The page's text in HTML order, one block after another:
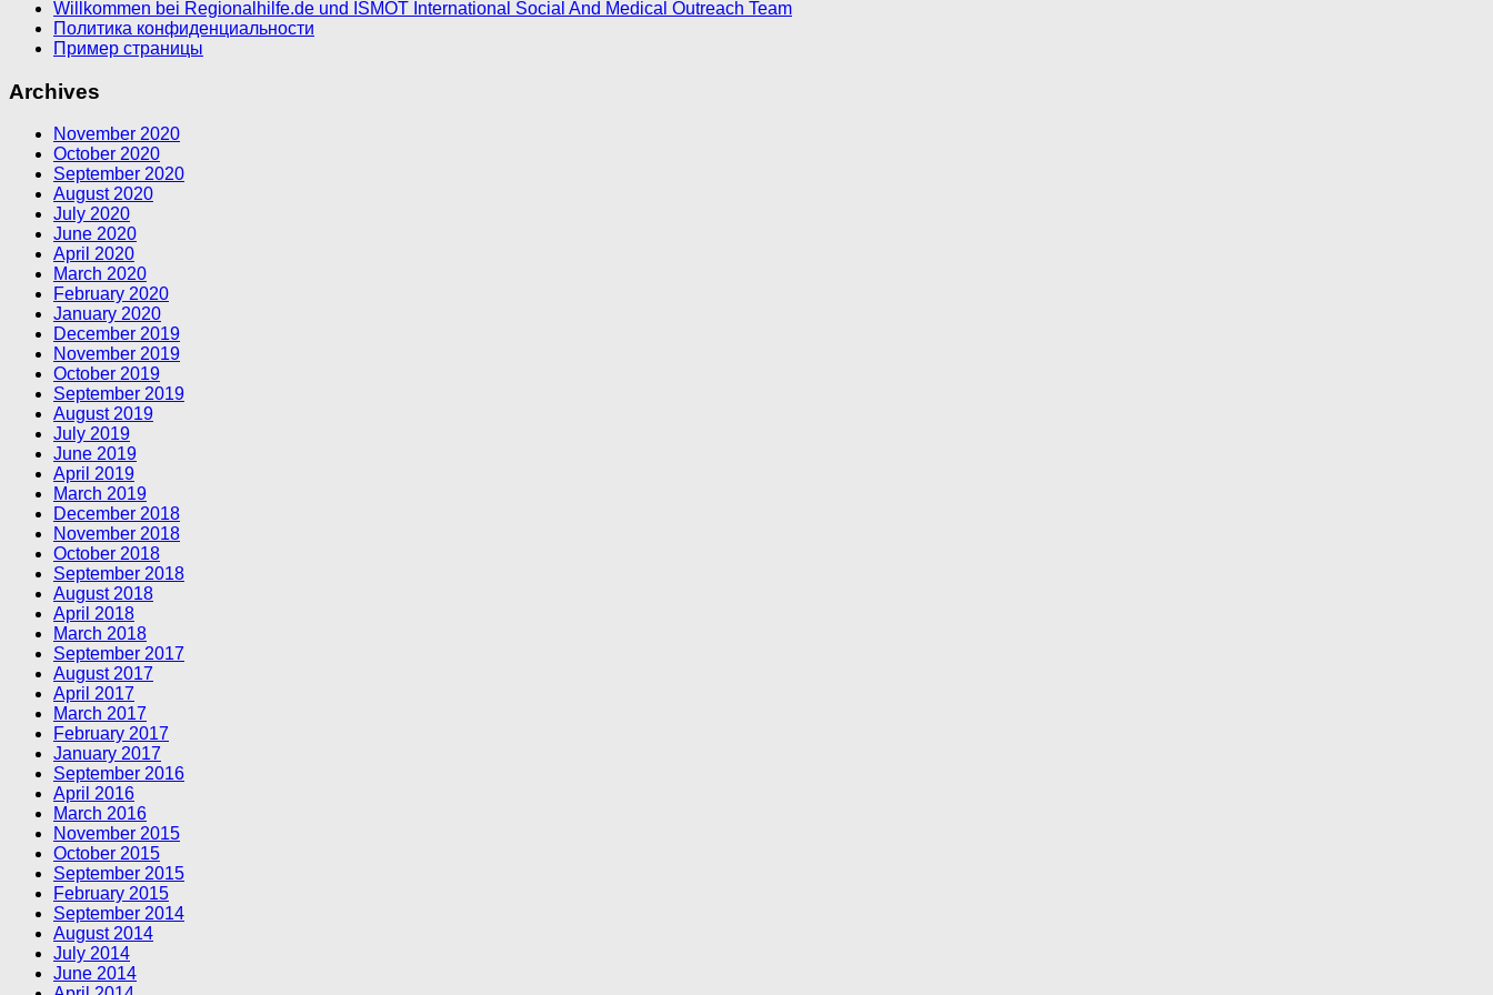
Willkommen bei Regionalhilfe.de und ISMOT International Social And Medical Outreach Team
Политика конфиденциальности
Пример страницы
Archives
November 2020
October 2020
September 2020
August 2020
July 2020
June 2020
April 2020
March 2020
February 2020
January 2020
December 2019
November 2019
October 2019
September 2019
August 2019
July 2019
June 2019
April 2019
March 2019
December 2018
November 2018
October 2018
September 2018
August 2018
April 2018
March 2018
September 2017
August 2017
April 2017
March 2017
February 2017
January 2017
September 2016
April 2016
March 2016
November 2015
October 2015
September 2015
February 2015
September 2014
August 2014
July 2014
June 2014